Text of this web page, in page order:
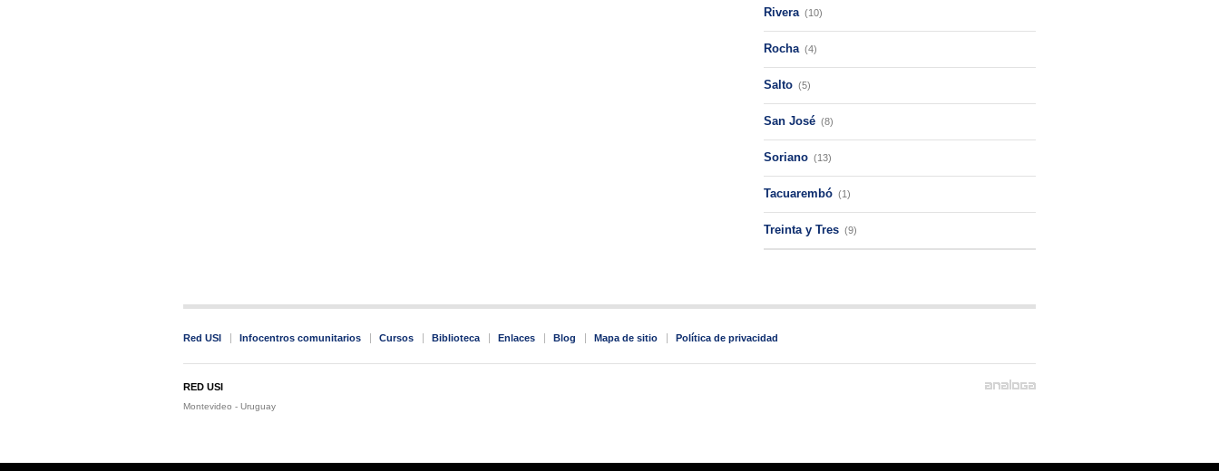
Rivera (10)
Rocha (4)
Salto (5)
San José (8)
Soriano (13)
Tacuarembó (1)
Treinta y Tres (9)
Red USI Infocentros comunitarios Cursos Biblioteca Enlaces Blog Mapa de sitio Política de privacidad
RED USI
Montevideo - Uruguay